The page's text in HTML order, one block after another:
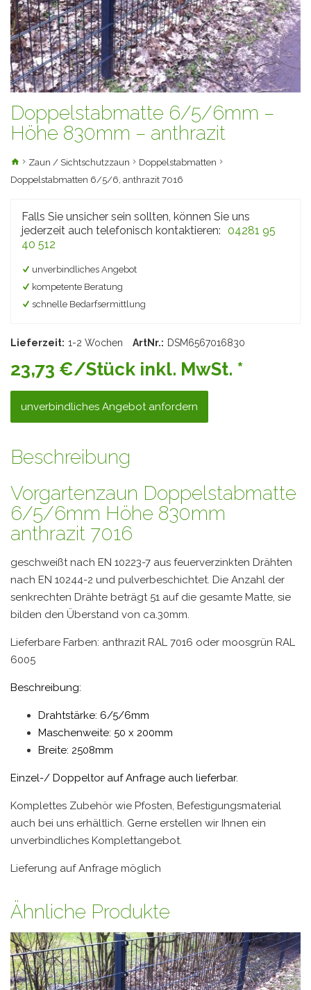
Doppelstabmatte 6/5/6mm –
Höhe 830mm – anthrazit
Zaun / Sichtschutzzaun
Doppelstabmatten
Doppelstabmatten 6/5/6, anthrazit 7016
Falls Sie unsicher sein sollten, können Sie uns
jederzeit auch telefonisch kontaktieren: 04281 95
40 512
unverbindliches Angebot
kompetente Beratung
schnelle Bedarfsermittlung
Lieferzeit: 1-2 Wochen ArtNr.: DSM6567016830
23,73 €/Stück inkl. MwSt. *
unverbindliches Angebot anfordern
Beschreibung
Vorgartenzaun Doppelstabmatte
6/5/6mm Höhe 830mm
anthrazit 7016
geschweißt nach EN 10223-7 aus feuerverzinkten Drähten
nach EN 10244-2 und pulverbeschichtet. Die Anzahl der
senkrechten Drähte beträgt 51 auf die gesamte Matte, sie
bilden den Überstand von ca.30mm.
Lieferbare Farben: anthrazit RAL 7016 oder moosgrün RAL
6005
Beschreibung:
Drahtstärke: 6/5/6mm
Maschenweite: 50 x 200mm
Breite: 2508mm
Einzel-/ Doppeltor auf Anfrage auch lieferbar.
Komplettes Zubehör wie Pfosten, Befestigungsmaterial
auch bei uns erhältlich. Gerne erstellen wir Ihnen ein
unverbindliches Komplettangebot.
Lieferung auf Anfrage möglich
Ähnliche Produkte